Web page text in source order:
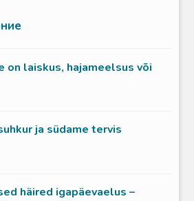
on laiskus, hajameelsus või
ja südame tervis
häired igapäevaelus –